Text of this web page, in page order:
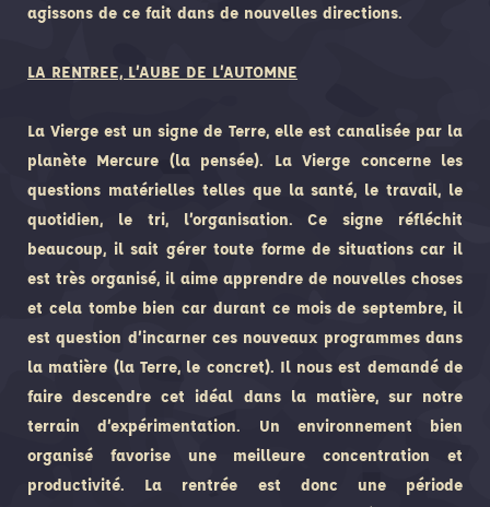
agissons de ce fait dans de nouvelles directions.
LA RENTREE, L’AUBE DE L’AUTOMNE
La Vierge est un signe de Terre, elle est canalisée par la
planète Mercure (la pensée). La Vierge concerne les
questions matérielles telles que la santé, le travail, le
quotidien, le tri, l’organisation.Ce signe réfléchit
beaucoup, il sait gérer toute forme de situations car il
est très organisé, il aime apprendre de nouvelles choses
et cela tombe bien car durant ce mois de septembre, il
est question d’incarner ces nouveaux programmes dans
la matière (la Terre, le concret). Il nous est demandé de
faire descendre cet idéal dans la matière, sur notre
terrain d’expérimentation. Un environnement bien
organisé favorise une meilleure concentration et
productivité. La rentrée est donc une période